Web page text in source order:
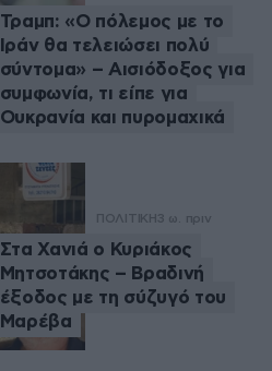
Τραμπ: «Ο πόλεμος με το
Ιράν θα τελειώσει πολύ
σύντομα» – Αισιόδοξος για
συμφωνία, τι είπε για
Ουκρανία και πυρομαχικά
ΠΟΛΙΤΙΚΗ3 ω. πριν
Στα Χανιά ο Κυριάκος
Μητσοτάκης – Βραδινή
έξοδος με τη σύζυγό του
Μαρέβα